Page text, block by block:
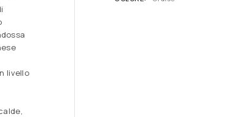
livello